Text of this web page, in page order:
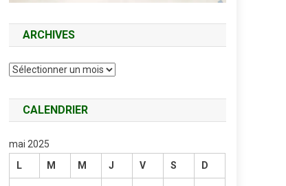
ARCHIVES
Archives
CALENDRIER
mai 2025
L
M M J V S D